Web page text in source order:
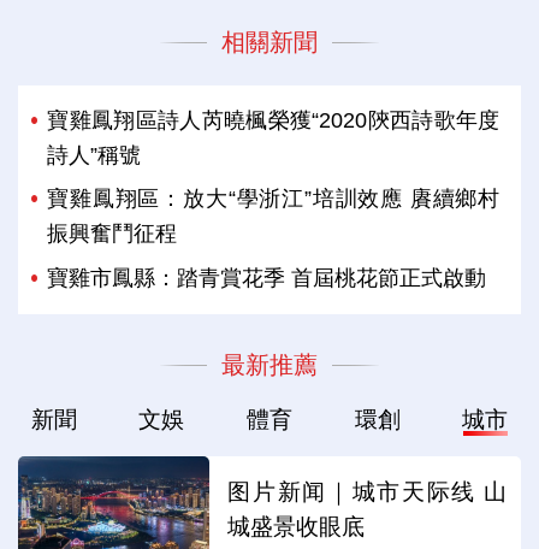
相關新聞
寶雞鳳翔區詩人芮曉楓榮獲“2020陝西詩歌年度
詩人”稱號
寶雞鳳翔區：放大“學浙江”培訓效應 賡續鄉村
振興奮鬥征程
寶雞市鳳縣：踏青賞花季 首屆桃花節正式啟動
最新推薦
新聞 文娛 體育 環創 城市
图片新闻｜城市天际线 山
城盛景收眼底